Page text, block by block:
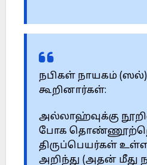
நபிகள் நாயகம்
கூறினார்கள்:
அல்லாஹ்வுக்கு
போக
திருப்பெயர்கள்
அறிந்து (அதன் மீது